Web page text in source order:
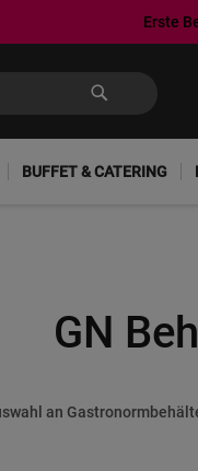
Erste
BUFFET & CATERING
GN
an